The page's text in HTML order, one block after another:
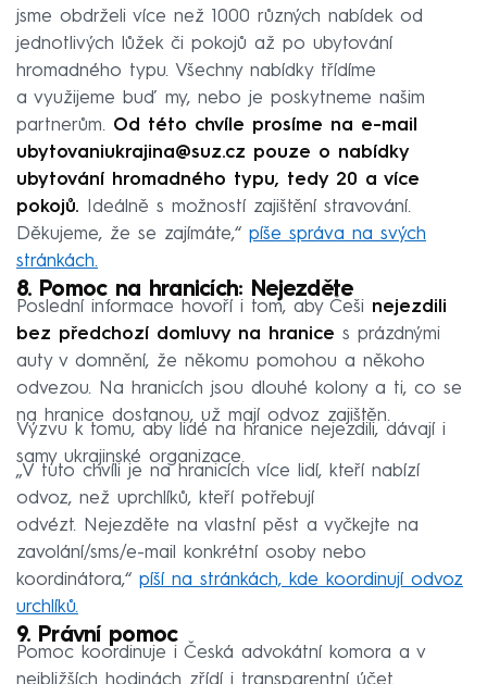
jsme obdrželi více než 1000 různých nabídek od
jednotlivých lůžek či pokojů až po ubytování
hromadného typu. Všechny nabídky třídíme
a využijeme buď my, nebo je poskytneme našim
partnerům. Od této chvíle prosíme na e-mail
ubytovaniukrajina@suz.cz pouze o nabídky
ubytování hromadného typu, tedy 20 a více
pokojů. Ideálně s možností zajištění stravování.
Děkujeme, že se zajímáte,“ píše správa na svých
stránkách.
8. Pomoc na hranicích: Nejezděte
Poslední informace hovoří i tom, aby Češi nejezdili
bez předchozí domluvy na hranice s prázdnými
auty v domnění, že někomu pomohou a někoho
odvezou. Na hranicích jsou dlouhé kolony a ti, co se
na hranice dostanou, už mají odvoz zajištěn.
Výzvu k tomu, aby lidé na hranice nejezdili, dávají i
samy ukrajinské organizace.
„V tuto chvíli je na hranicích více lidí, kteří nabízí
odvoz, než uprchlíků, kteří potřebují
odvézt. Nejezděte na vlastní pěst a vyčkejte na
zavolání/sms/e-mail konkrétní osoby nebo
koordinátora,“ píší na stránkách, kde koordinují odvoz
urchlíků.
9. Právní pomoc
Pomoc koordinuje i Česká advokátní komora a v
nejbližších hodinách zřídí i transparentní účet.